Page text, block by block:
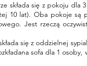
się z pokoju dla 3
10 lat). Oba pokoje są
Jest rzeczą
się z oddzielnej
sofa dla 1 osoby,